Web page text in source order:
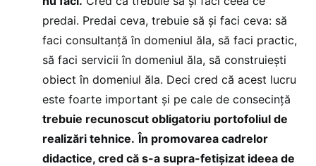
predai. Predai ceva, trebuie să și faci ceva: să
faci consultanță în domeniul ăla, să faci practic,
să faci servicii în domeniul ăla, să construiești
obiect în domeniul ăla. Deci cred că acest lucru
este foarte important și pe cale de consecință
trebuie recunoscut obligatoriu portofoliul de
realizări tehnice. În promovarea cadrelor
didactice, cred că s-a supra-fetișizat ideea de